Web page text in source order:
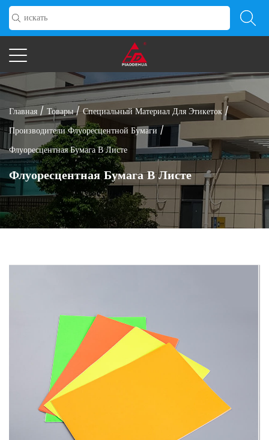
Главная /Товары/Специальный Материал Для Этикеток/
Производители Флуоресцентной Бумаги/
Флуоресцентная Бумага В Листе
Флуоресцентная Бумага В Листе